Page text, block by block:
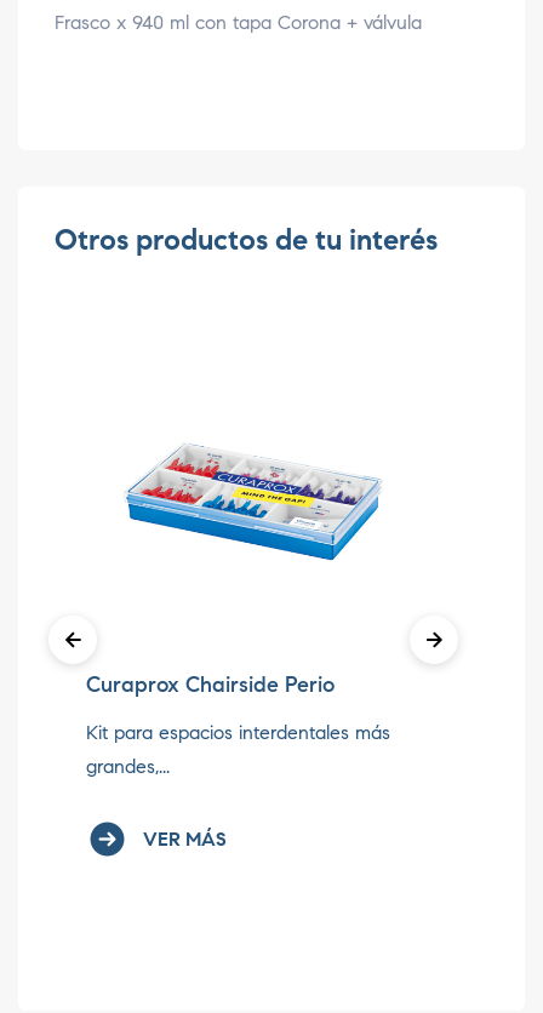
Frasco x 940 ml con tapa Corona + válvula
Otros productos de tu interés
Curaprox Chairside Perio
Kit para espacios interdentales más
grandes,...
VER MÁS